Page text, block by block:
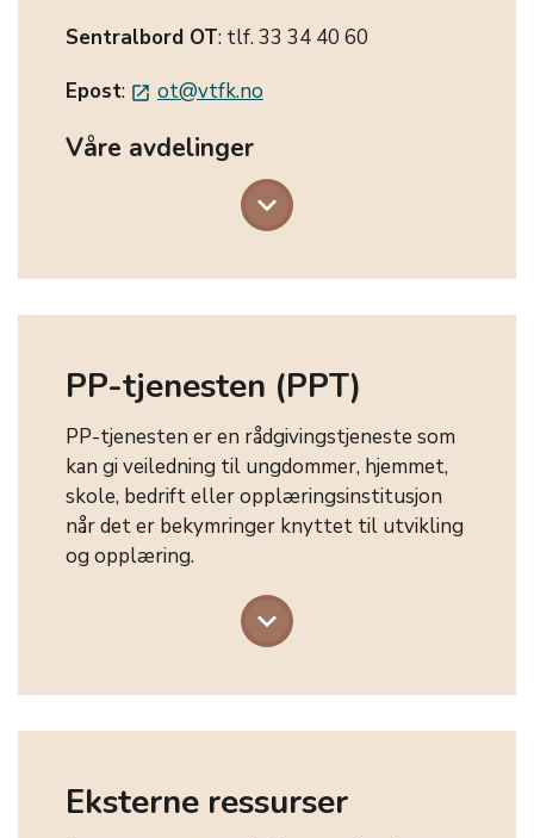
Sentralbord OT: tlf. 33 34 40 60
Epost: launch ot@vtfk.no
Våre avdelinger
keyboard_arrow_down
PP-tjenesten (PPT)
PP-tjenesten er en rådgivingstjeneste som
kan gi veiledning til ungdommer, hjemmet,
skole, bedrift eller opplæringsinstitusjon
når det er bekymringer knyttet til utvikling
og opplæring.
keyboard_arrow_down
Eksterne ressurser